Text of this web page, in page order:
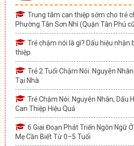
Trung tâm can thiệp sớm cho trẻ
Phường Tân Sơn Nhì (Quận Tân Phú
Trẻ chậm nói là gì? Dấu hiệu nhận
thiệp
Trẻ 2 Tuổi Chậm Nói: Nguyên
Tại Nhà
Trẻ Chậm Nói: Nguyên Nhân, Dấu
Can Thiệp Hiệu Quả
6 Giai Đoạn Phát Triển Ngôn Ngữ
Mẹ Cần Biết Từ 0–5 Tuổi